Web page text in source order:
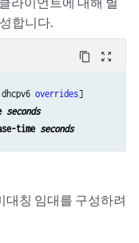
합니다.
content_copy zoom_out_map
overrides]
seconds
time seconds
대칭 임대를 구성하려